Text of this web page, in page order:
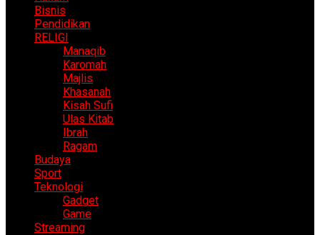
Bisnis
Pendidikan
RELIGI
Manaqib
Karomah
Majlis
Khasanah
Kisah Sufi
Ulas Kitab
Ibrah
Ragam
Budaya
Sport
Teknologi
Gadget
Game
Streaming